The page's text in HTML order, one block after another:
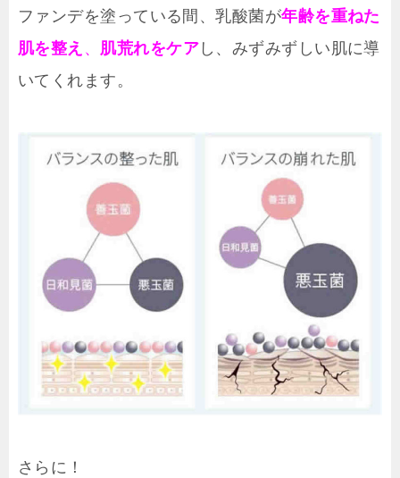
ファンデを塗っている間、乳酸菌が年齢を重ねた
肌を整え 、 肌荒れをケアし、みずみずしい肌に導
いてくれます。
さらに！